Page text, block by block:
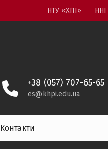
НТУ «ХПІ»
+38 (057) 707-65-65
es@khpi.edu.ua
Контакти